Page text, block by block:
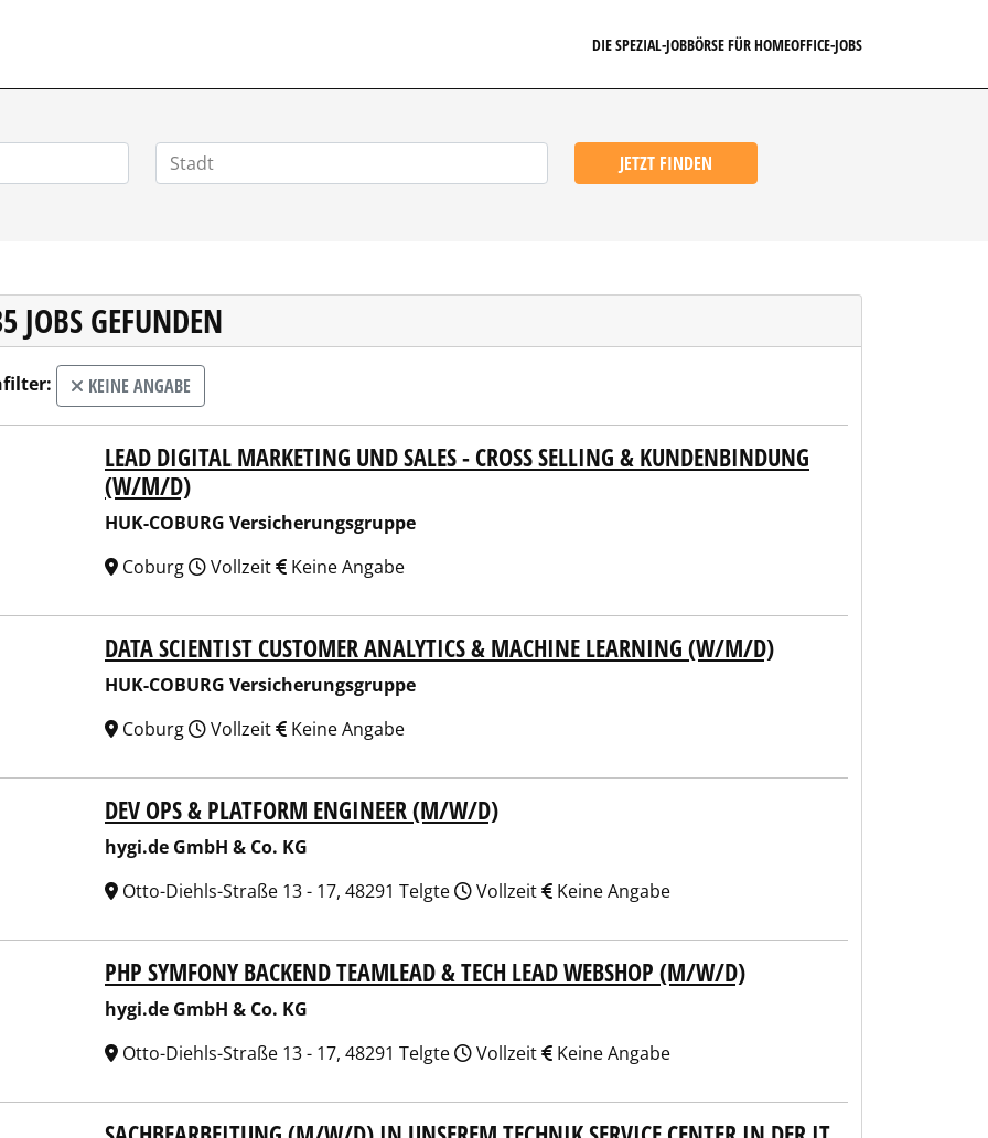
DIE SPEZIAL-JOBBÖRSE FÜR HOMEOFFICE-JOBS
JETZT FINDEN
JOBS GEFUNDEN
KEINE ANGABE
COBURG Versicherungsgruppe
LEAD DIGITAL MARKETING UND SALES - CROSS SELLING & KUNDENBINDUNG
(W/M/D)
HUK-COBURG Versicherungsgruppe
Coburg
Vollzeit Keine Angabe
COBURG Versicherungsgruppe
DATA SCIENTIST CUSTOMER ANALYTICS & MACHINE LEARNING (W/M/D)
HUK-COBURG Versicherungsgruppe
Coburg
Vollzeit Keine Angabe
GmbH & Co. KGDEV OPS & PLATFORM ENGINEER (M/W/D)
hygi.de GmbH & Co. KG
Otto-Diehls-Straße 13 - 17, 48291 Telgte
Vollzeit Keine Angabe
GmbH & Co. KGPHP SYMFONY BACKEND TEAMLEAD & TECH LEAD WEBSHOP (M/W/D)
hygi.de GmbH & Co. KG
Otto-Diehls-Straße 13 - 17, 48291 Telgte
Vollzeit Keine Angabe
Göppingen